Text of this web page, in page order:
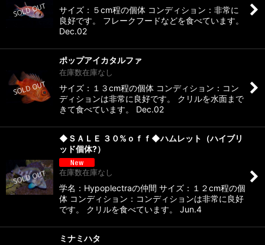
サイズ：５cm程の個体 コンディション：非常に
良好です。 フレークフードなどを食べています。
Dec.02
ポップアイカタルファ
在庫数在庫なし
サイズ：１３cm程の個体 コンディション：コン
ディションは非常に良好です。 クリルを水面まで
きて食べています。 Dec.02
◆ＳＡＬＥ ３０%ｏｆｆ◆ハムレット（ハイブリ
ッド個体?）
在庫数在庫なし
学名：Hypoplectraの仲間 サイズ：１２cm程の個
体 コンディション：コンディションは非常に良好
です。 クリルを食べています。 Jun.4
ミナミハタ